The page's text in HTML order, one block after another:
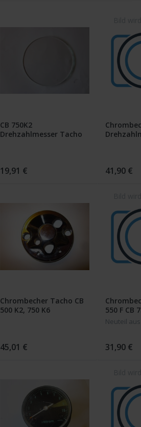
CB 750K2
Drehzahlmesser Tacho
19,91 € 41,90 €
Chrombecher Tacho CB
500 K2, 750 K6
45,01 €
550 F CB
Neuteil
31,90 €